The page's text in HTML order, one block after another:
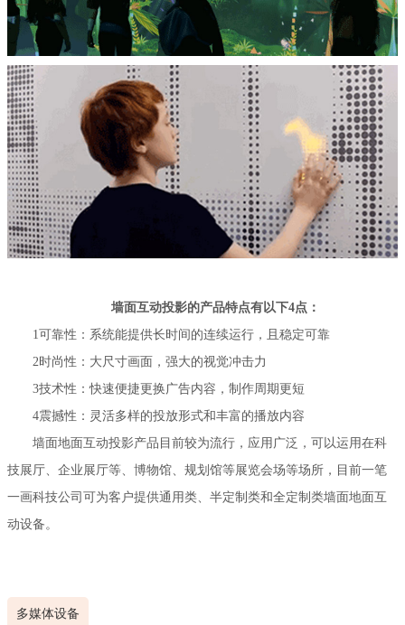
墙面互动投影的产品特点有以下4点：
1可靠性：系统能提供长时间的连续运行，且稳定可靠
2时尚性：大尺寸画面，强大的视觉冲击力
3技术性：快速便捷更换广告内容，制作周期更短
4震撼性：灵活多样的投放形式和丰富的播放内容
墙面地面互动投影产品目前较为流行，应用广泛，可以运用在科
技展厅、企业展厅等、博物馆、规划馆等展览会场等场所，目前一笔
一画科技公司可为客户提供通用类、半定制类和全定制类墙面地面互
动设备。
多媒体设备